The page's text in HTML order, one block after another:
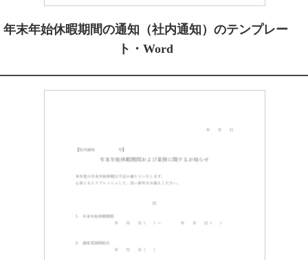
年末年始休暇期間の通知（社内通知）のテンプレー
ト・Word